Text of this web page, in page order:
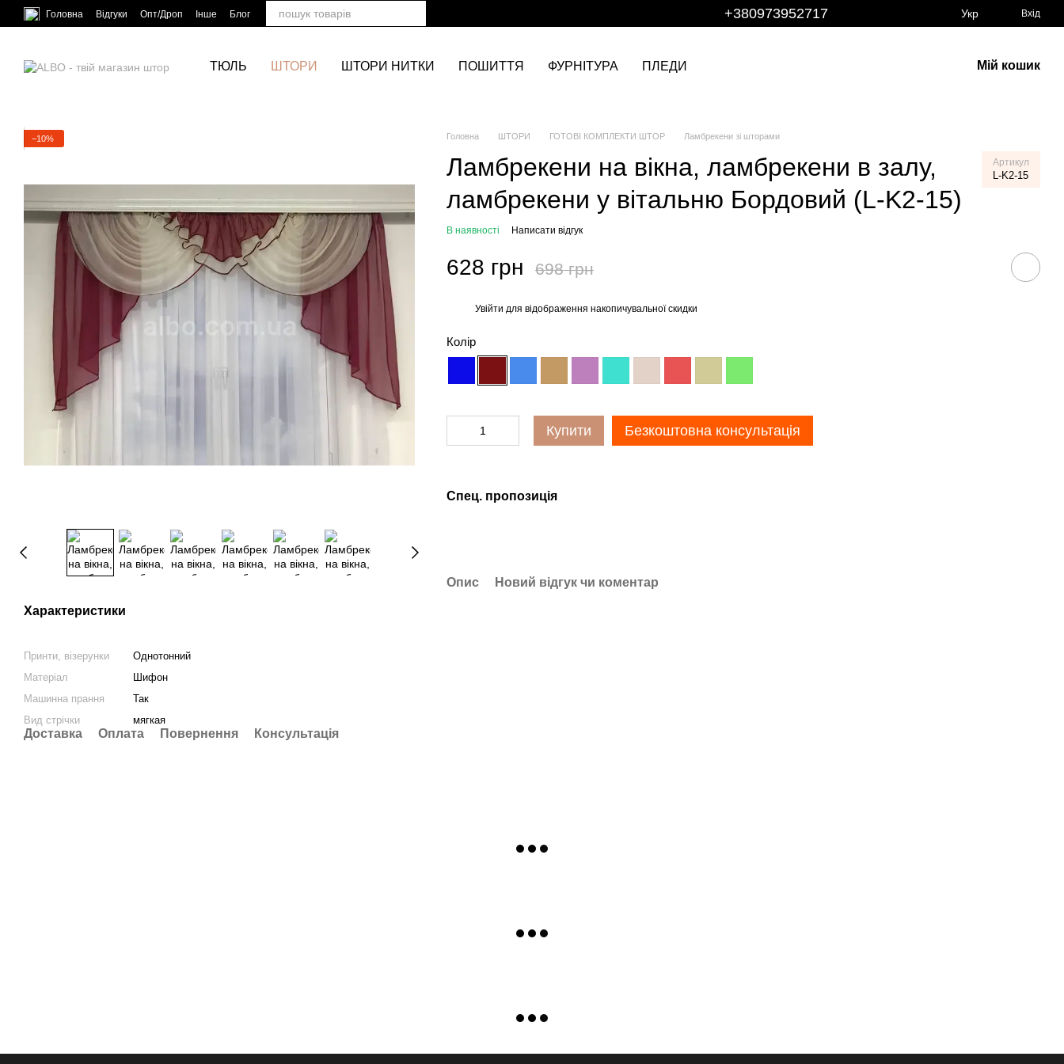
Перейти до основного контенту
Головна Відгуки Опт/Дроп Інше Блог +380973952717 Укр Вхід
ТЮЛЬ ШТОРИ ШТОРИ НИТКИ ПОШИТТЯ ФУРНІТУРА ПЛЕДИ Мій кошик
−10%
Характеристики
Принти, візерунки
Однотонний
Матеріал
Шифон
Машинна прання
Так
Вид стрічки
мягкая
Доставка Оплата Повернення Консультація
Головна ШТОРИ ГОТОВІ КОМПЛЕКТИ ШТОР Ламбрекени зі шторами
Ламбрекени на вікна, ламбрекени в залу,
ламбрекени у вітальню Бордовий (L-K2-15)
Артикул
L-K2-15
В наявності Написати відгук
628 грн 698 грн
Увійти для відображення накопичувальної скидки
Колір
Купити Безкоштовна консультація
Спец. пропозиція
Опис Новий відгук чи коментар